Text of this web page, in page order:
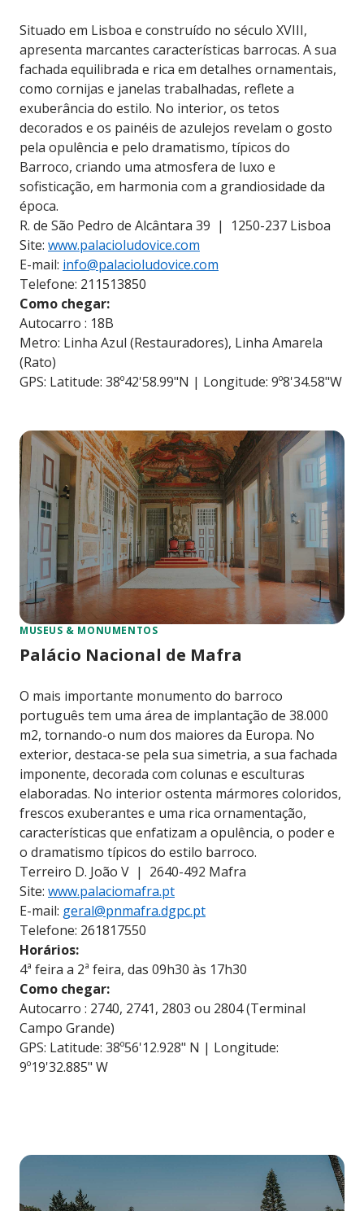
Situado em Lisboa e construído no século XVIII,
apresenta marcantes características barrocas. A sua
fachada equilibrada e rica em detalhes ornamentais,
como cornijas e janelas trabalhadas, reflete a
exuberância do estilo. No interior, os tetos
decorados e os painéis de azulejos revelam o gosto
pela opulência e pelo dramatismo, típicos do
Barroco, criando uma atmosfera de luxo e
sofisticação, em harmonia com a grandiosidade da
época.
R. de São Pedro de Alcântara 39 | 1250-237 Lisboa
Site: www.palacioludovice.com
E-mail: info@palacioludovice.com
Telefone: 211513850
Como chegar:
Autocarro : 18B
Metro: Linha Azul (Restauradores), Linha Amarela
(Rato)
GPS: Latitude: 38º42'58.99"N | Longitude: 9º8'34.58"W
MUSEUS & MONUMENTOS
Palácio Nacional de Mafra
O mais importante monumento do barroco
português tem uma área de implantação de 38.000
m2, tornando-o num dos maiores da Europa. No
exterior, destaca-se pela sua simetria, a sua fachada
imponente, decorada com colunas e esculturas
elaboradas. No interior ostenta mármores coloridos,
frescos exuberantes e uma rica ornamentação,
características que enfatizam a opulência, o poder e
o dramatismo típicos do estilo barroco.
Terreiro D. João V | 2640-492 Mafra
Site: www.palaciomafra.pt
E-mail: geral@pnmafra.dgpc.pt
Telefone: 261817550
Horários:
4ª feira a 2ª feira, das 09h30 às 17h30
Como chegar:
Autocarro : 2740, 2741, 2803 ou 2804 (Terminal
Campo Grande)
GPS: Latitude: 38º56'12.928" N | Longitude:
9º19'32.885" W